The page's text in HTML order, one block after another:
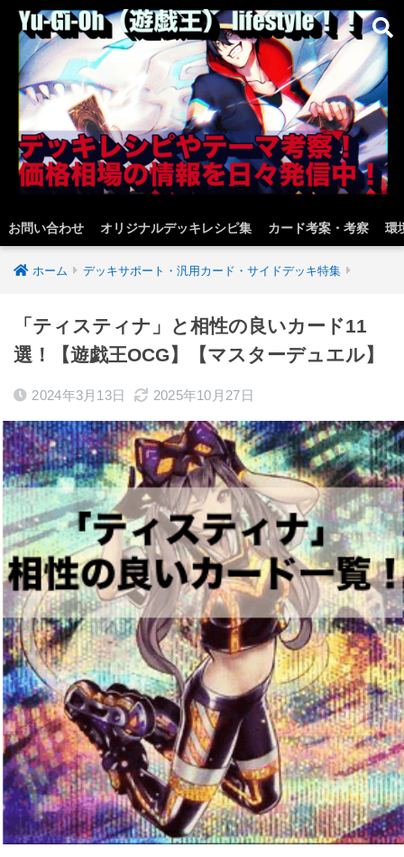
お問い合わせ オリジナルデッキレシピ集 カード考案・考察 環
ホーム デッキサポート・汎用カード・サイドデッキ特集
「ティスティナ」と相性の良いカード11
選！【遊戯王OCG】【マスターデュエル】
2024年3月13日 2025年10月27日